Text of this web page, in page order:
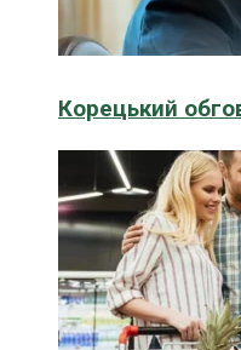
Корецький